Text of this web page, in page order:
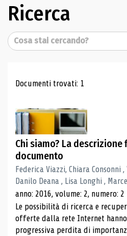
Ricerca
Cerca
Risultati di
Documenti trovati: 1
Chi siamo? La
documento
Federica Viazzi, Chiara Consonni
Danilo Deana , Lisa Longhi ,
anno: 2016, volume: 2, numero: 2
Le possibilità di ricerca e
offerte dalla rete Internet
progressiva perdita di